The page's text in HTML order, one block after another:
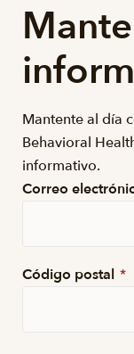
Mantente al día
Behavioral
informativo.
Correo
Código postal *